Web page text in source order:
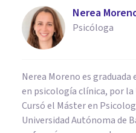
Nerea
Psicóloga
Nerea Moreno es
en psicología clínica, por la
Cursó el Máster en
Universidad Autónoma de